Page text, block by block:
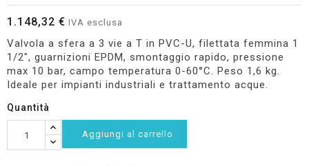
1.148,32 € IVA esclusa
Valvola a sfera a 3 vie a T in PVC-U, filettata femmina 1
1/2", guarnizioni EPDM, smontaggio rapido, pressione
max 10 bar, campo temperatura 0-60°C. Peso 1,6 kg.
Ideale per impianti industriali e trattamento acque.
Quantità
Aggiungi al carrello